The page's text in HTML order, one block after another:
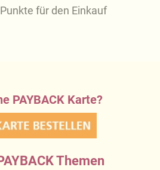
für den Einkauf
PAYBACK Karte?
Themen